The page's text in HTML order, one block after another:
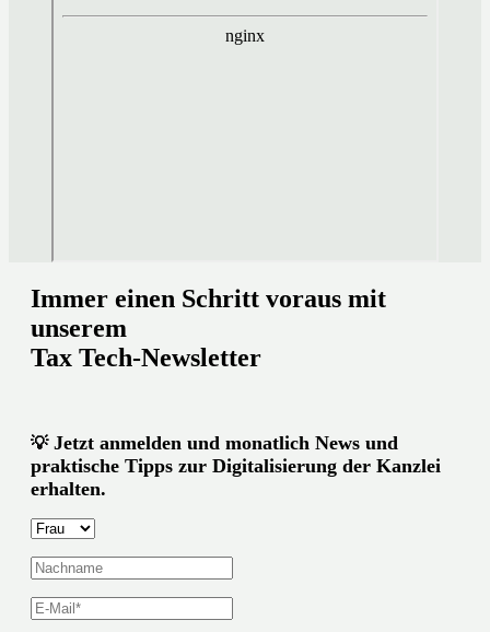
Immer einen Schritt voraus mit
unserem
Tax Tech-Newsletter
💡Jetzt anmelden und monatlich News und
praktische Tipps zur Digitalisierung der Kanzlei
erhalten.